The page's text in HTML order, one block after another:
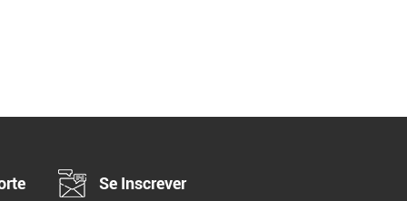
Se Inscrever